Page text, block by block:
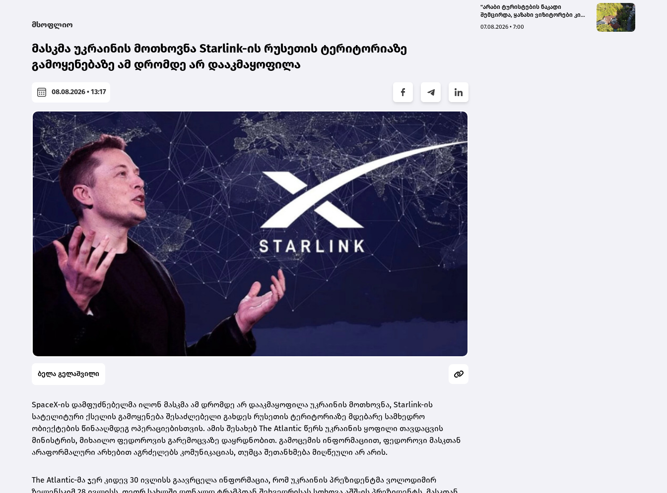
მსოფლიო
მასკმა უკრაინის მოთხოვნა Starlink-ის რუსეთის ტერიტორიაზე
გამოყენებაზე ამ დრომდე არ დააკმაყოფილა
08.08.2026 • 13:17
ბელა გელაშვილი
SpaceX-ის დამფუძნებელმა ილონ მასკმა ამ დრომდე არ დააკმაყოფილა უკრაინის მოთხოვნა, Starlink-ის
სატელიტური ქსელის გამოყენება შესაძლებელი გახდეს რუსეთის ტერიტორიაზე მდებარე სამხედრო
ობიექტების წინააღმდეგ ოპერაციებისთვის. ამის შესახებ The Atlantic წერს უკრაინის ყოფილი თავდაცვის
მინისტრის, მიხაილო ფედოროვის გარემოცვაზე დაყრდნობით. გამოცემის ინფორმაციით, ფედოროვი მასკთან
არაფორმალური არხებით აგრძელებს კომუნიკაციას, თუმცა შეთანხმება მიღწეული არ არის.
The Atlantic-მა ჯერ კიდევ 30 ივლისს გაავრცელა ინფორმაცია, რომ უკრაინის პრეზიდენტმა ვოლოდიმირ
"არაბი ტურისტების ნაკადი
შემცირდა, ყაზახი ვიზიტორები კი
Hotel
07.08.2026 • 7:00